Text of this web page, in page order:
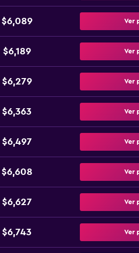
$6,089 Ver
$6,189 Ver
$6,279 Ver
$6,363 Ver
$6,497 Ver
$6,608 Ver
$6,627 Ver
$6,743 Ver